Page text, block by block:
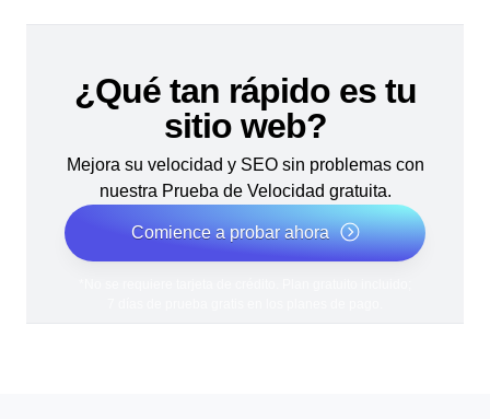
¿Qué tan rápido es tu
sitio web?
Mejora su velocidad y SEO sin problemas con
nuestra Prueba de Velocidad gratuita.
Comience a probar ahora